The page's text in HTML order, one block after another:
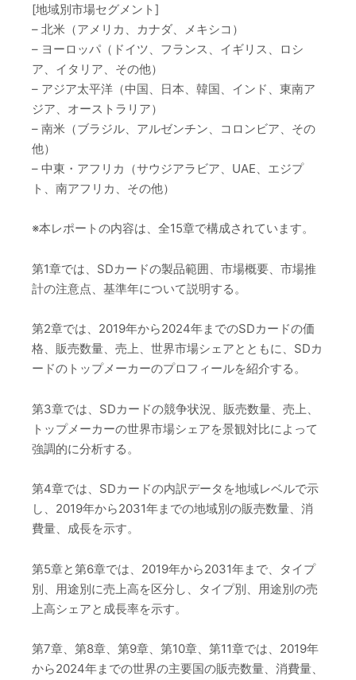
[地域別市場セグメント]
– 北米（アメリカ、カナダ、メキシコ）
– ヨーロッパ（ドイツ、フランス、イギリス、ロシ
ア、イタリア、その他）
– アジア太平洋（中国、日本、韓国、インド、東南ア
ジア、オーストラリア）
– 南米（ブラジル、アルゼンチン、コロンビア、その
他）
– 中東・アフリカ（サウジアラビア、UAE、エジプ
ト、南アフリカ、その他）
※本レポートの内容は、全15章で構成されています。
第1章では、SDカードの製品範囲、市場概要、市場推
計の注意点、基準年について説明する。
第2章では、2019年から2024年までのSDカードの価
格、販売数量、売上、世界市場シェアとともに、SDカ
ードのトップメーカーのプロフィールを紹介する。
第3章では、SDカードの競争状況、販売数量、売上、
トップメーカーの世界市場シェアを景観対比によって
強調的に分析する。
第4章では、SDカードの内訳データを地域レベルで示
し、2019年から2031年までの地域別の販売数量、消
費量、成長を示す。
第5章と第6章では、2019年から2031年まで、タイプ
別、用途別に売上高を区分し、タイプ別、用途別の売
上高シェアと成長率を示す。
第7章、第8章、第9章、第10章、第11章では、2019年
から2024年までの世界の主要国の販売数量、消費量、